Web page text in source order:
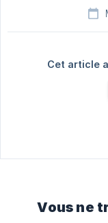
Cet article
Vous ne